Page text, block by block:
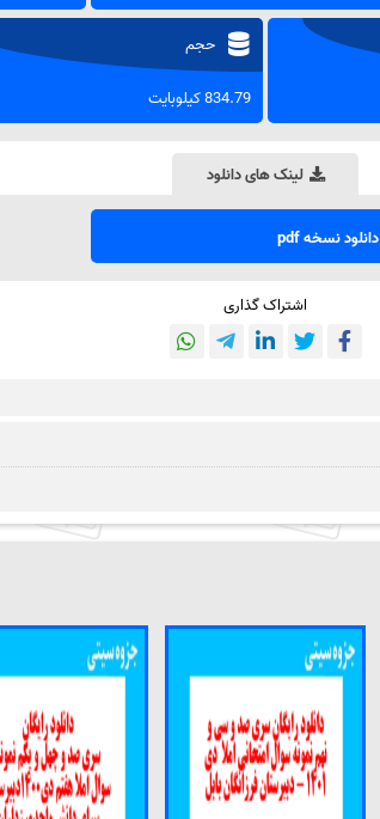
حجم
834.79 کیلوبایت
لینک های دانلود
دانلود نسخه pdf
اشتراک گذاری